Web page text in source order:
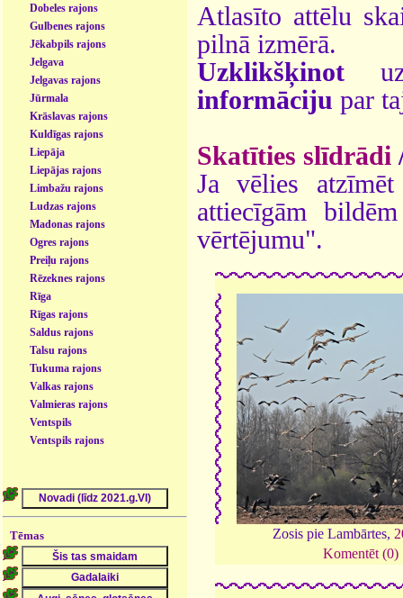
Dobeles rajons
Gulbenes rajons
Jēkabpils rajons
Jelgava
Jelgavas rajons
Jūrmala
Krāslavas rajons
Kuldīgas rajons
Liepāja
Liepājas rajons
Limbažu rajons
Ludzas rajons
Madonas rajons
Ogres rajons
Preiļu rajons
Rēzeknes rajons
Rīga
Rīgas rajons
Saldus rajons
Talsu rajons
Tukuma rajons
Valkas rajons
Valmieras rajons
Ventspils
Ventspils rajons
Tēmas
Atlasīto attēlu
pilnā izmērā.
Uzklikšķinot
informāciju par
Skatīties slīdrādi
Ja vēlies
attiecīgām
vērtējumu".
Zosis pie Lambārtes,
Komentēt (0)